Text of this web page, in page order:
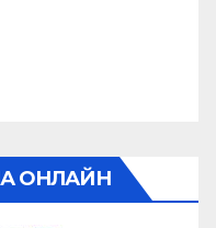
ОНЛАЙН